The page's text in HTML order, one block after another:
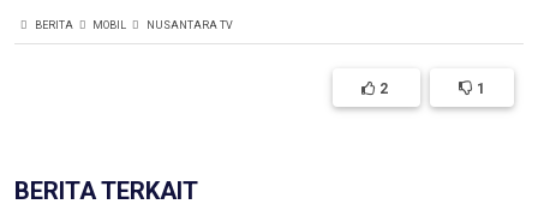
BERITA MOBIL NUSANTARA TV
2 1
BERITA TERKAIT